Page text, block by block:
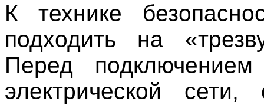
К технике
подходить на
Перед
электрической